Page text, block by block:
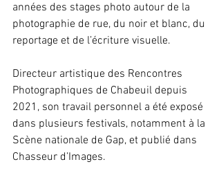
années des stages photo autour de la
photographie de rue, du noir et blanc, du
reportage et de l’écriture visuelle.
Directeur artistique des Rencontres
Photographiques de Chabeuil depuis
2021, son travail personnel a été exposé
dans plusieurs festivals, notamment à la
Scène nationale de Gap, et publié dans
Chasseur d’Images.